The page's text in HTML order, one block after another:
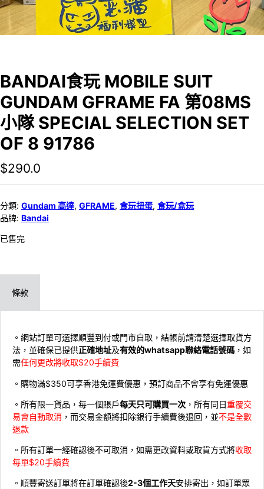
BANDAI食玩 MOBILE SUIT
GUNDAM GFRAME FA 第08MS
小隊 SPECIAL SELECTION SET
OF 8 91786
$290.0
分類: Gundam 高達, GFRAME, 食玩扭蛋, 食玩/盒玩
品牌: Bandai
已售完
條款
。網站訂單可選擇順豐到付或門市自取，結帳前請清楚選擇取貨方
法，並確保已提供正確地址及有效的whatsapp聯絡電話號碼 ，如
需任何更改將收取$20手續費
。購物滿$350可享香港免運費優惠，預訂商品不會享有免運優惠
。所有限一貨品，每一個賬戶每天只可購買一次 ，所有同日重覆交
易會自動取消 ，而交易金額將扣除銀行手續費後退回，並不是全數
退款
。所有訂單一經確認後不可取消，如需更改資料或取貨方式將收取
每單$20手續費
。順豐寄送訂單將在訂單確認後2-3個工作天安排寄出，如訂單眾